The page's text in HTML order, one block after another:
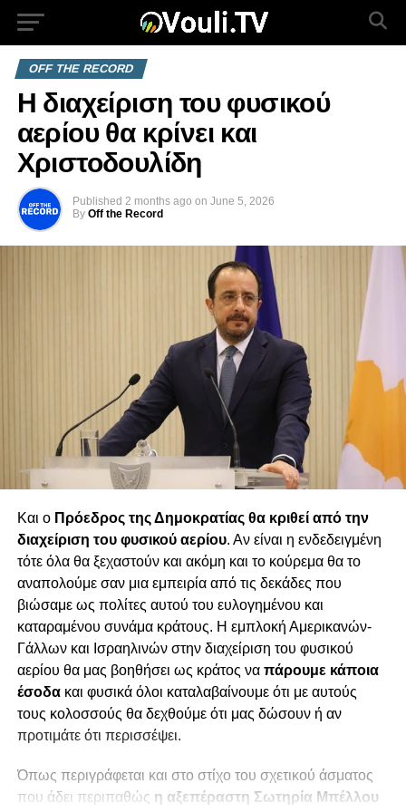
OFF THE RECORD
Η διαχείριση του φυσικού
αερίου θα κρίνει και
Χριστοδουλίδη
Published 2 months ago on June 5, 2026
By Off the Record
Και ο Πρόεδρος της Δημοκρατίας θα κριθεί από την
διαχείριση του φυσικού αερίου. Αν είναι η ενδεδειγμένη
τότε όλα θα ξεχαστούν και ακόμη και το κούρεμα θα το
αναπολούμε σαν μια εμπειρία από τις δεκάδες που
βιώσαμε ως πολίτες αυτού του ευλογημένου και
καταραμένου συνάμα κράτους. Η εμπλοκή Αμερικανών-
Γάλλων και Ισραηλινών στην διαχείριση του φυσικού
αερίου θα μας βοηθήσει ως κράτος να πάρουμε κάποια
έσοδακαι φυσικά όλοι καταλαβαίνουμε ότι με αυτούς
τους κολοσσούς θα δεχθούμε ότι μας δώσουν ή αν
προτιμάτε ότι περισσέψει.
Όπως περιγράφεται και στο στίχο του σχετικού άσματος
που άδει περιπαθώς η αξεπέραστη Σωτηρία Μπέλλου